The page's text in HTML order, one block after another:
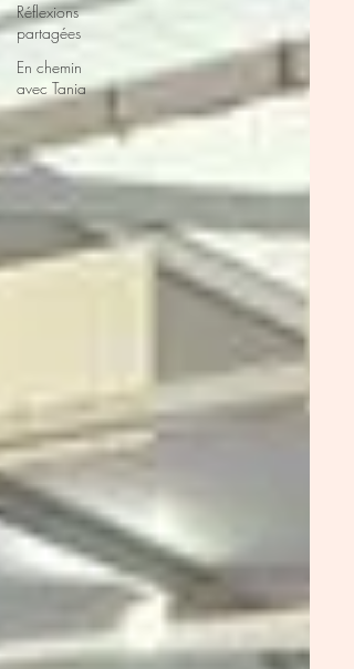
Réflexions
partagées
En chemin
avec Tania